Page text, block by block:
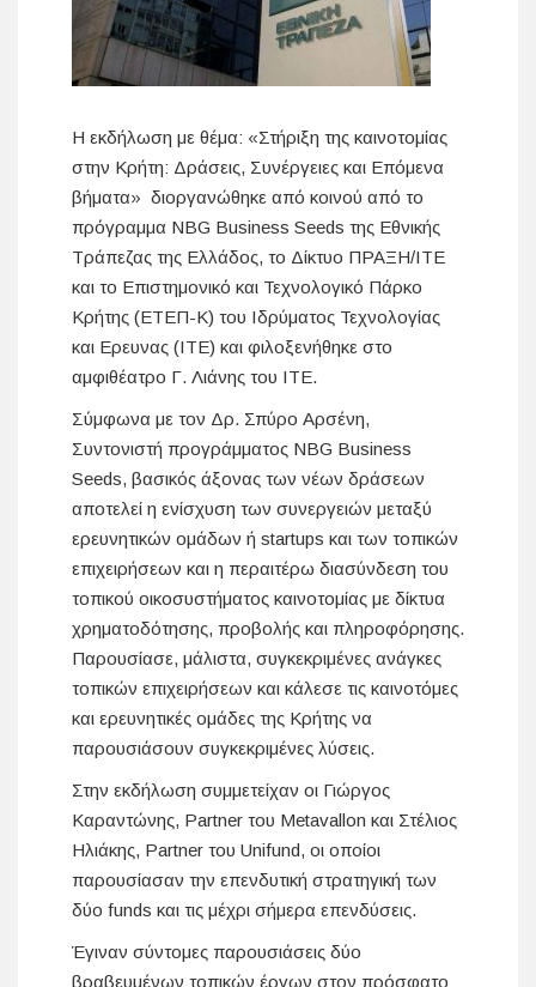
Η εκδήλωση με θέμα: «Στήριξη της καινοτομίας
στην Κρήτη: Δράσεις, Συνέργειες και Επόμενα
βήματα» διοργανώθηκε από κοινού από το
πρόγραμμα NBG Business Seeds της Εθνικής
Τράπεζας της Ελλάδος, το Δίκτυο ΠΡΑΞΗ/ΙΤΕ
και το Επιστημονικό και Τεχνολογικό Πάρκο
Κρήτης (ΕΤΕΠ-Κ) του Ιδρύματος Τεχνολογίας
και Ερευνας (ΙΤΕ) και φιλοξενήθηκε στο
αμφιθέατρο Γ. Λιάνης του ΙΤΕ.
Σύμφωνα με τον Δρ. Σπύρο Αρσένη,
Συντονιστή προγράμματος NBG Business
Seeds, βασικός άξονας των νέων δράσεων
αποτελεί η ενίσχυση των συνεργειών μεταξύ
ερευνητικών ομάδων ή startups και των τοπικών
επιχειρήσεων και η περαιτέρω διασύνδεση του
τοπικού οικοσυστήματος καινοτομίας με δίκτυα
χρηματοδότησης, προβολής και πληροφόρησης.
Παρουσίασε, μάλιστα, συγκεκριμένες ανάγκες
τοπικών επιχειρήσεων και κάλεσε τις καινοτόμες
και ερευνητικές ομάδες της Κρήτης να
παρουσιάσουν συγκεκριμένες λύσεις.
Στην εκδήλωση συμμετείχαν οι Γιώργος
Καραντώνης, Partner του Metavallon και Στέλιος
Ηλιάκης, Partner του Unifund, οι οποίοι
παρουσίασαν την επενδυτική στρατηγική των
δύο funds και τις μέχρι σήμερα επενδύσεις.
Έγιναν σύντομες παρουσιάσεις δύο
βραβευμένων τοπικών έργων στον πρόσφατο